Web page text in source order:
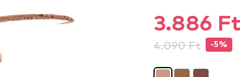
3.886 Ft
4.090 Ft -5%